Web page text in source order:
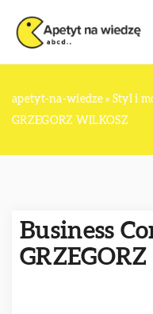
apetyt-na-wiedze» Styl i
GRZEGORZ WILKOSZ
Business